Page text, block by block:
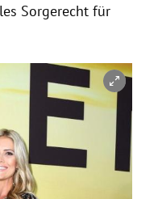
Sorgerecht für